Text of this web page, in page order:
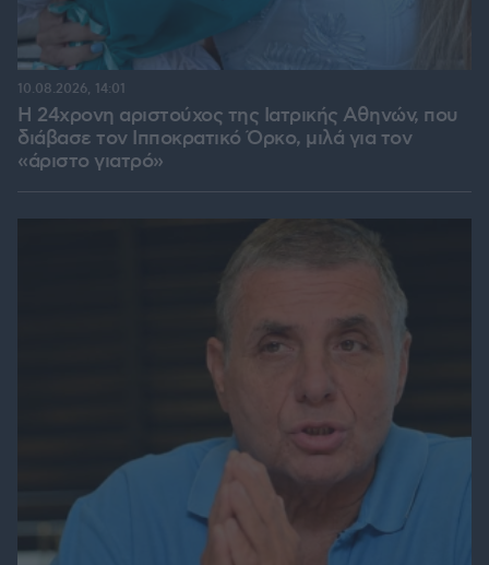
Η 24χρονη αριστούχος της Ιατρικής Αθηνών, που
διάβασε τον Ιπποκρατικό Όρκο, μιλά για τον
«άριστο γιατρό»
10.08.2026, 14:01